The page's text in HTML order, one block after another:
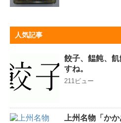
人気記事
餃子、饂飩、
すね。
211ビュー
上州名物「か